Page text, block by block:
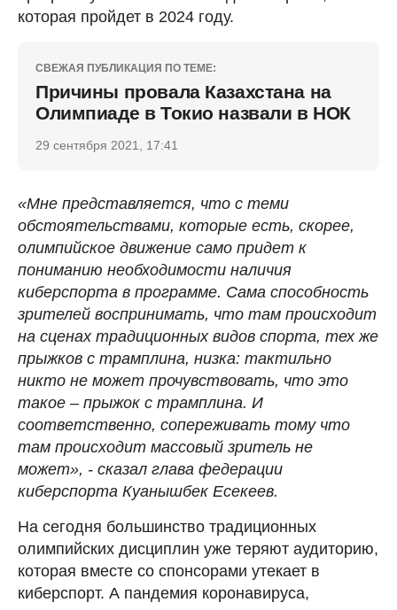
которая пройдет в 2024 году.
СВЕЖАЯ ПУБЛИКАЦИЯ ПО ТЕМЕ:
Причины провала Казахстана на
Олимпиаде в Токио назвали в НОК
29 сентября 2021, 17:41
«Мне представляется, что с теми
обстоятельствами, которые есть, скорее,
олимпийское движение само придет к
пониманию необходимости наличия
киберспорта в программе. Сама способность
зрителей воспринимать, что там происходит
на сценах традиционных видов спорта, тех же
прыжков с трамплина, низка: тактильно
никто не может прочувствовать, что это
такое – прыжок с трамплина. И
соответственно, сопереживать тому что
там происходит массовый зритель не
может», - сказал глава федерации
киберспорта Куанышбек Есекеев.
На сегодня большинство традиционных
олимпийских дисциплин уже теряют аудиторию,
которая вместе со спонсорами утекает в
киберспорт. А пандемия коронавируса,